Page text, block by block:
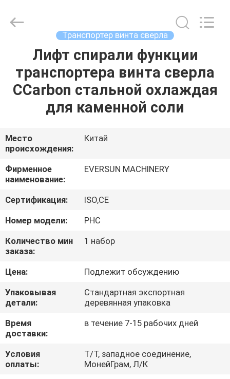
ДОМ
ПРОДУКТЫ
ШОУ
О
НАС
ПУТЕШЕСТВИЕ
ФАБРИКИ
ПРОВЕРКА
КАЧЕСТВА
СВЯЖИТЕСЬ
МЫ
Транспортер винта сверла
Лифт спирали функции
транспортера винта сверла
CCarbon стальной охлаждая
для каменной соли
Место
происхождения:
Китай
Фирменное
наименование:
EVERSUN MACHINERY
Сертификация:
ISO,CE
Номер модели:
РНС
Количество мин
заказа:
1 набор
Цена:
Подлежит обсуждению
Упаковывая
детали:
Стандартная экспортная
деревянная упаковка
Время
доставки:
в течение 7-15 рабочих дней
Условия
оплаты:
Т/Т, западное соединение,
МонейГрам, Л/К